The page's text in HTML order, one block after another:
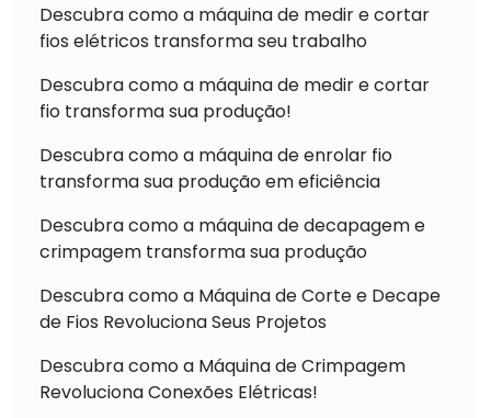
Descubra como a máquina de medir e cortar
fios elétricos transforma seu trabalho
Descubra como a máquina de medir e cortar
fio transforma sua produção!
Descubra como a máquina de enrolar fio
transforma sua produção em eficiência
Descubra como a máquina de decapagem e
crimpagem transforma sua produção
Descubra como a Máquina de Corte e Decape
de Fios Revoluciona Seus Projetos
Descubra como a Máquina de Crimpagem
Revoluciona Conexões Elétricas!